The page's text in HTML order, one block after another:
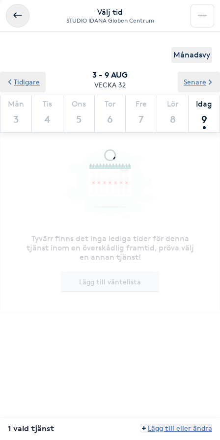
Välj tid
STUDIO IDANA Globen Centrum
Månadsvy
3 - 9 AUG
VECKA 32
Mån
3
Tis
4
Ons
5
Tor
6
Fre
7
Lör
8
Idag
9
Tidigare Senare
Tyvärr finns det inga lediga tider för denna
tjänst inom en överskådlig framtid, pröva välj
en annan tjänst!
Lägg till väntelista
1 vald tjänst Lägg till eller ändra